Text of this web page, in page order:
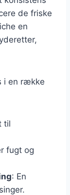
de friske
en
i en række
til
fugt og
: En